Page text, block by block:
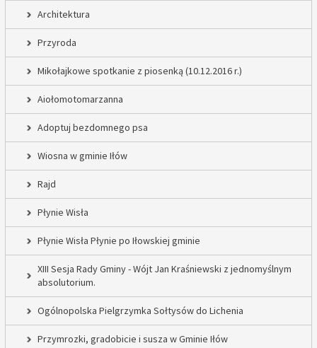
Architektura
Przyroda
Mikołajkowe spotkanie z piosenką (10.12.2016 r.)
Aiołomotomarzanna
Adoptuj bezdomnego psa
Wiosna w gminie Iłów
Rajd
Płynie Wisła
Płynie Wisła Płynie po Iłowskiej gminie
XIII Sesja Rady Gminy - Wójt Jan Kraśniewski z jednomyślnym
absolutorium.
Ogólnopolska Pielgrzymka Sołtysów do Lichenia
Przymrozki, gradobicie i susza w Gminie Iłów